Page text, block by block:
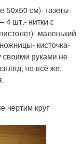
50х50 см)- газеты-
4 шт.- нитки с
маленький
кисточка-
своими руками не
но всё же,
чертим круг